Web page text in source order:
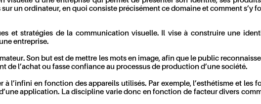
un ordinateur, en quoi consiste précisément ce domaine et comment s’y
et stratégies de la communication visuelle. Il vise à construire une
entreprise.
Son but est de mettre les mots en image, afin que le public
de l’achat ou fasse confiance au processus de production d’une société.
l’infini en fonction des appareils utilisés. Par exemple, l’esthétisme et les
application. La discipline varie donc en fonction de facteur divers